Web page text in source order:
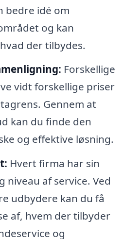
bedre idé om
og kan
der tilbydes.
Forskellige
vidt forskellige priser
Gennem at
kan du finde den
og effektive løsning.
Hvert firma har sin
niveau af service. Ved
udbydere kan du få
af, hvem der tilbyder
og